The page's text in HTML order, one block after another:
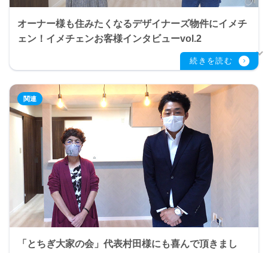
オーナー様も住みたくなるデザイナーズ物件にイメチ
ェン！イメチェンお客様インタビューvol.2
「とちぎ大家の会」代表村田様にも喜んで頂きまし